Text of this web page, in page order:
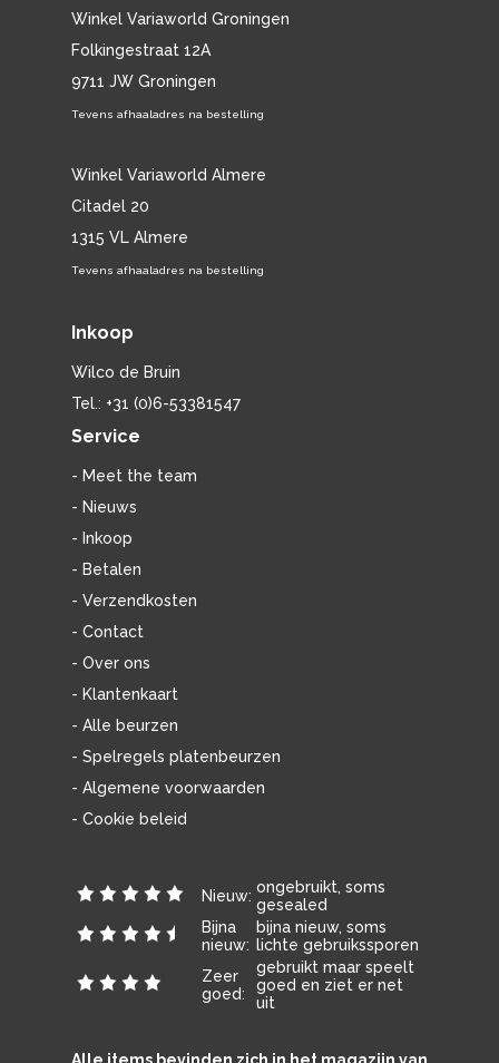
Winkel Variaworld Groningen
Folkingestraat 12A
9711 JW Groningen
Tevens afhaaladres na bestelling
Winkel Variaworld Almere
Citadel 20
1315 VL Almere
Tevens afhaaladres na bestelling
Inkoop
Wilco de Bruin
Tel.: +31 (0)6-53381547
Service
- Meet the team
- Nieuws
- Inkoop
- Betalen
- Verzendkosten
- Contact
- Over ons
- Klantenkaart
- Alle beurzen
- Spelregels platenbeurzen
- Algemene voorwaarden
- Cookie beleid
Nieuw: ongebruikt, soms
gesealed
Bijna
nieuw:
bijna nieuw, soms
lichte gebruikssporen
Zeer
goed:
gebruikt maar speelt
goed en ziet er net
uit